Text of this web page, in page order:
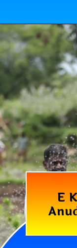
E